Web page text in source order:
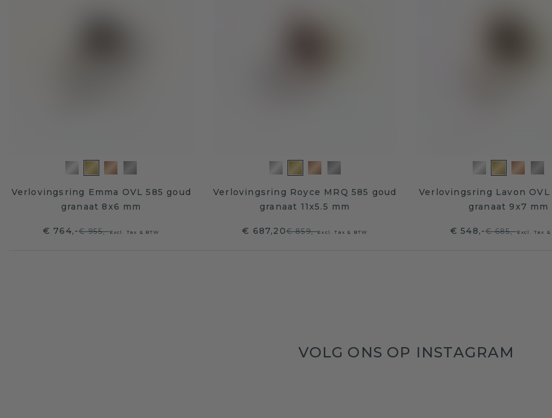
Verlovingsring Emma OVL 585 goud
granaat 8x6 mm
€ 764,-€ 955,-Excl. Tax & BTW
Verlovingsring Royce MRQ 585 goud
granaat 11x5.5 mm
€ 687,20€ 859,-Excl. Tax & BTW
Verlovingsring Lavon OVL
granaat 9x7 mm
€ 548,-€ 685,-Excl. Tax &
VOLG ONS OP INSTAGRAM